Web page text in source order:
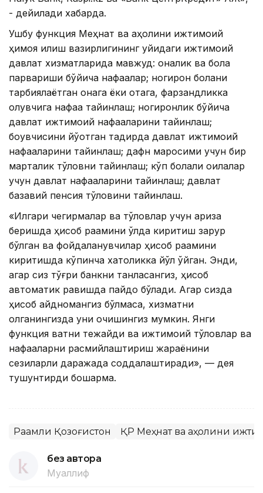
- дейилади хабарда.
Ушбу функция Меҳнат ва аҳолини ижтимоий
ҳимоя қилиш вазирлигининг қуйидаги ижтимоий
давлат хизматларида мавжуд: оналик ва бола
парвариши бўйича нафақалар; ногирон болани
тарбиялаётган онага ёки отага, фарзандликка
олувчига нафақа тайинлаш; ногиронлик бўйича
давлат ижтимоий нафақаларини тайинлаш;
боқувчисини йўқотган тақдирда давлат ижтимоий
нафақаларини тайинлаш; дафн маросими учун бир
марталик тўловни тайинлаш; кўп болали оилалар
учун давлат нафақаларини тайинлаш; давлат
базавий пенсия тўловини тайинлаш.
«Илгари чегирмалар ва тўловлар учун ариза
беришда ҳисоб рақамини қўлда киритиш зарур
бўлган ва фойдаланувчилар ҳисоб рақамини
киритишда кўпинча хатоликка йўл қўйган. Энди,
агар сиз тўғри банкни танласангиз, ҳисоб
автоматик равишда пайдо бўлади. Агар сизда
ҳисоб қайдномангиз бўлмаса, хизматни
олганингизда уни очишингиз мумкин. Янги
функция вақтни тежайди ва ижтимоий тўловлар ва
нафақаларни расмийлаштириш жараёнини
сезиларли даражада соддалаштиради», — дея
тушунтирди бошқарма.
Рақамли Қозоғистон ҚР Меҳнат ва аҳолини
без автора
Муаллиф